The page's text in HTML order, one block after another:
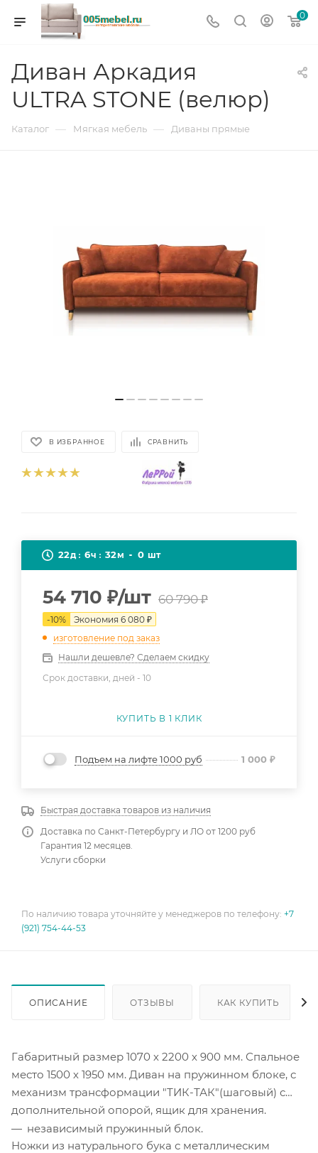
0
Диван Аркадия
ULTRA STONE (велюр)
Каталог — Мягкая мебель — Диваны прямые
В ИЗБРАННОЕ СРАВНИТЬ
22д 6ч 32м 0 шт
54 710 ₽/шт 60 790₽
-10% Экономия 6 080 ₽
изготовление под заказ
Нашли дешевле? Сделаем скидку
Срок доставки, дней - 10
КУПИТЬ В 1 КЛИК
Подъем на лифте 1000 руб 1 000 ₽
Быстрая доставка товаров из наличия
Доставка по Санкт-Петербургу и ЛО от 1200 руб
Гарантия 12 месяцев.
Услуги сборки
По наличию товара уточняйте у менеджеров по телефону: +7
(921) 754-44-53
ОПИСАНИЕ ОТЗЫВЫ КАК КУПИТЬ
Габаритный размер 1070 х 2200 х 900 мм. Спальное
место 1500 х 1950 мм. Диван на пружинном блоке, с
механизм трансформации "ТИК-ТАК"(шаговый) с
дополнительной опорой, ящик для хранения.
Ножки из натурального бука с металлическим
независимый пружинный блок.